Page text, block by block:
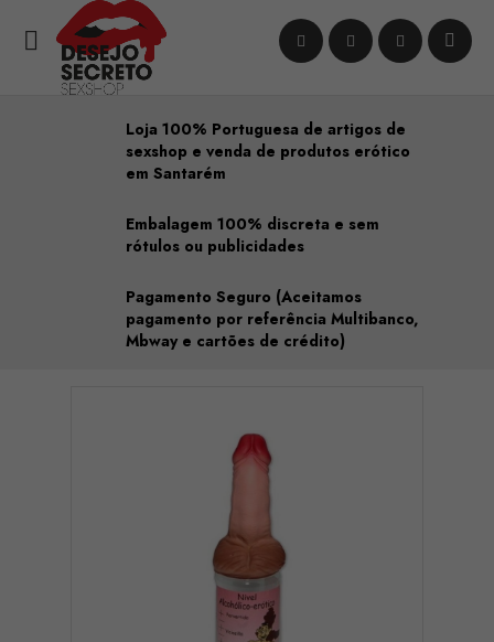

Loja 100% Portuguesa de artigos de
sexshop e venda de produtos erótico
em Santarém
Embalagem 100% discreta e sem
rótulos ou publicidades
Pagamento Seguro (Aceitamos
pagamento por referência Multibanco,
Mbway e cartões de crédito)